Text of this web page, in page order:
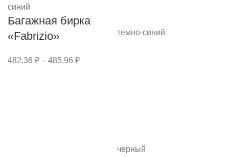
синий
Багажная бирка
«Fabrizio»
482,36 ₽ – 485,96 ₽
темно-синий
черный